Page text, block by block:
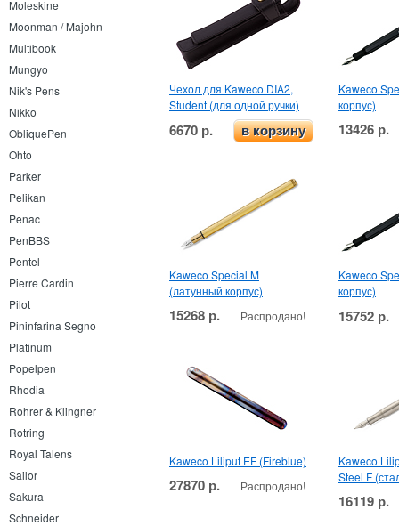
Moleskine
Moonman / Majohn
Multibook
Mungyo
Nik's Pens
Nikko
ObliquePen
Ohto
Parker
Pelikan
Penac
PenBBS
Pentel
Pierre Cardin
Pilot
Pininfarina Segno
Platinum
Popelpen
Rhodia
Rohrer & Klingner
Rotring
Royal Talens
Sailor
Sakura
Schneider
Чехол для Kaweco DIA2,
Student (для одной ручки)
6670 р. в корзину
Kaweco
корпус)
13426 р.
Kaweco Special M
(латунный корпус)
15268 р. Распродано!
Kaweco
корпус)
15752 р.
Kaweco Liliput EF (Fireblue)
27870 р. Распродано!
Kaweco
Steel F
16119 р.